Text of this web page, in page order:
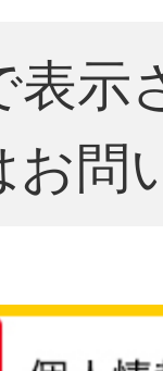
表示
お問